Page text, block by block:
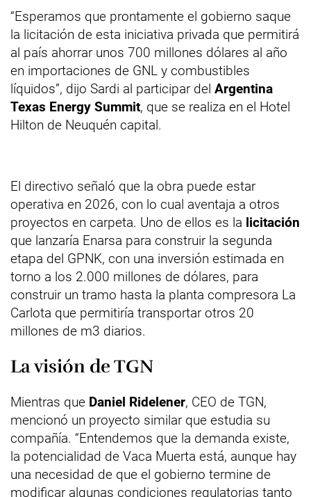
“Esperamos que prontamente el gobierno saque
la licitación de esta iniciativa privada que permitirá
al país ahorrar unos 700 millones dólares al año
en importaciones de GNL y combustibles
líquidos”, dijo Sardi al participar del Argentina
Texas Energy Summit, que se realiza en el Hotel
Hilton de Neuquén capital.
El directivo señaló que la obra puede estar
operativa en 2026, con lo cual aventaja a otros
proyectos en carpeta. Uno de ellos es la licitación
que lanzaría Enarsa para construir la segunda
etapa del GPNK, con una inversión estimada en
torno a los 2.000 millones de dólares, para
construir un tramo hasta la planta compresora La
Carlota que permitiría transportar otros 20
millones de m3 diarios.
La visión de TGN
Mientras que Daniel Ridelener, CEO de TGN,
mencionó un proyecto similar que estudia su
compañía. “Entendemos que la demanda existe,
la potencialidad de Vaca Muerta está, aunque hay
una necesidad de que el gobierno termine de
modificar algunas condiciones regulatorias tanto